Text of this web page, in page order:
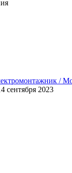
/
сентября 2023